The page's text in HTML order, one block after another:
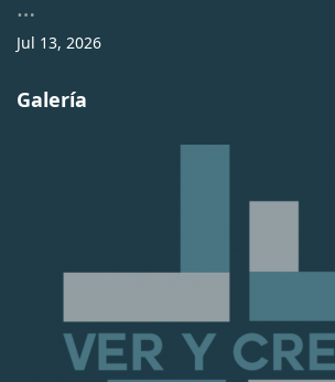
…
Jul 13, 2026
Galería